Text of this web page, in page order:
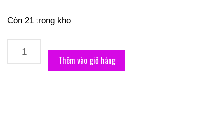
Còn 21 trong kho
Thêm vào giỏ hàng